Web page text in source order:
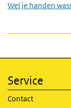
Wel je handen
Service
Contact